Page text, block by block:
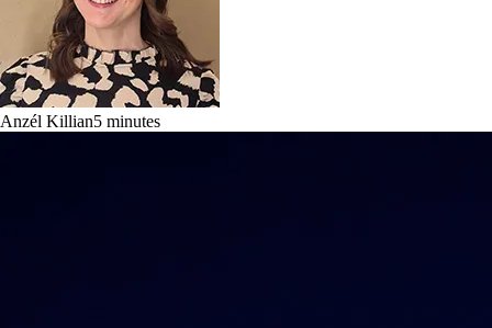
Anzél Killian5 minutes